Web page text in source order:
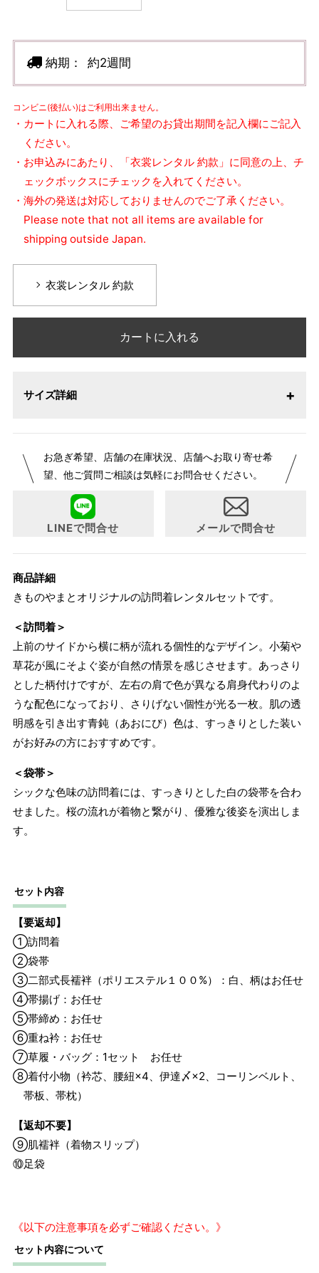
納期： 約2週間
コンビニ(後払い)はご利用出来ません。
・カートに入れる際、ご希望のお貸出期間を記入欄にご記入
ください。
・お申込みにあたり、「衣裳レンタル 約款」に同意の上、チ
ェックボックスにチェックを入れてください。
・海外の発送は対応しておりませんのでご了承ください。
Please note that not all items are available for
shipping outside Japan.
衣裳レンタル 約款
カートに入れる
サイズ詳細
身長目安 ヒップ目安 身丈
L ～170cm ～98cm
約164cm
4尺3寸
1 寸法は鯨尺（くじらじゃく）寸法です。もともと鯨のひげ
で作られた道具で測っていたので鯨尺と言います。
単位：１尺＝約38cm １寸＝約3.8cm １分＝約0.38cm
2 鯨尺寸法となりますので上表の cm はおおよその長さとな
お急ぎ希望、店舗の在庫状況、店舗へお取り寄せ希
望、他ご質問ご相談は気軽にお問合せください。
LINEで問合せ メールで問合せ
商品詳細
きものやまとオリジナルの訪問着レンタルセットです。
＜訪問着＞
上前のサイドから横に柄が流れる個性的なデザイン。小菊や
草花が風にそよぐ姿が自然の情景を感じさせます。あっさり
とした柄付けですが、左右の肩で色が異なる肩身代わりのよ
うな配色になっており、さりげない個性が光る一枚。肌の透
明感を引き出す青鈍（あおにび）色は、すっきりとした装い
がお好みの方におすすめです。
＜袋帯＞
シックな色味の訪問着には、すっきりとした白の袋帯を合わ
せました。桜の流れが着物と繋がり、優雅な後姿を演出しま
す。
セット内容
【要返却】
①訪問着
②袋帯
③二部式長襦袢（ポリエステル１００%）：白、柄はお任せ
④帯揚げ：お任せ
⑤帯締め：お任せ
⑥重ね衿：お任せ
⑦草履・バッグ：1セット お任せ
⑧着付小物（衿芯、腰紐×4、伊達〆×2、コーリンベルト、
帯板、帯枕）
【返却不要】
⑨肌襦袢（着物スリップ）
⑩足袋
《以下の注意事項を必ずご確認ください。》
セット内容について